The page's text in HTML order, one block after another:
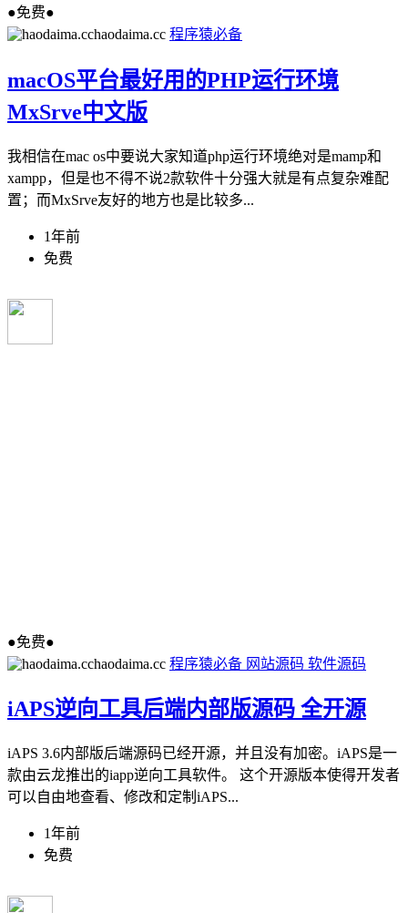
●免费●
haodaima.cc 程序猿必备
macOS平台最好用的PHP运行环境
MxSrve中文版
我相信在mac os中要说大家知道php运行环境绝对是mamp和
xampp，但是也不得不说2款软件十分强大就是有点复杂难配
置；而MxSrve友好的地方也是比较多...
1年前
免费
●免费●
haodaima.cc 程序猿必备 网站源码 软件源码
iAPS逆向工具后端内部版源码 全开源
iAPS 3.6内部版后端源码已经开源，并且没有加密。iAPS是一
款由云龙推出的iapp逆向工具软件。 这个开源版本使得开发者
可以自由地查看、修改和定制iAPS...
1年前
免费